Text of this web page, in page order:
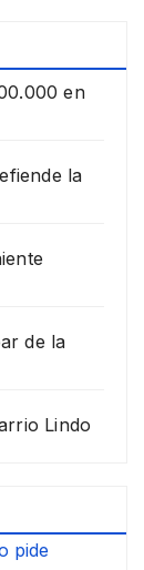
en
la
de la
Lindo
pide